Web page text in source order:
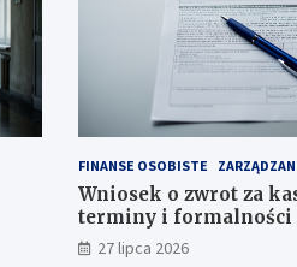
FINANSE OSOBISTE
Wniosek o zwrot za
terminy i formalności
27 lipca 2026